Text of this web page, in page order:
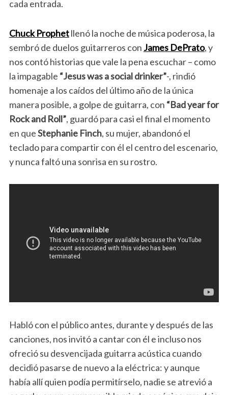
cada entrada.
Chuck Prophetllenó la noche de música poderosa, la
sembró de duelos guitarreros con James DePrato, y
nos contó historias que vale la pena escuchar – como
la impagable “Jesus was a social drinker”-, rindió
homenaje a los caídos del último año de la única
manera posible, a golpe de guitarra, con “Bad year for
Rock and Roll”, guardó para casi el final el momento
en queStephanie Finch, su mujer, abandonó el
teclado para compartir con él el centro del escenario,
y nunca faltó una sonrisa en su rostro.
Habló con el público antes, durante y después de las
canciones, nos invitó a cantar con él e incluso nos
ofreció su desvencijada guitarra acústica cuando
decidió pasarse de nuevo a la eléctrica: y aunque
había allí quien podía permitírselo, nadie se atrevió a